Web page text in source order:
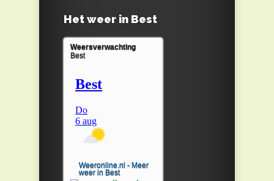
Het weer in Best
Weersverwachting
Best
Weeronline.nl - Meer
weer in Best